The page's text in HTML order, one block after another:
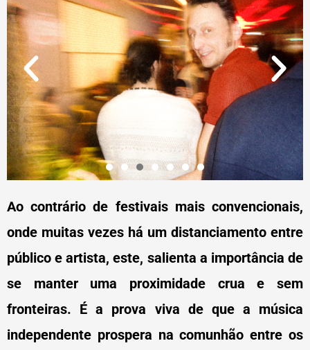
Ao contrário de festivais mais convencionais,
onde muitas vezes há um distanciamento entre
público e artista, este, salienta a importância de
se manter uma proximidade crua e sem
fronteiras. É a prova viva de que a música
independente prospera na comunhão entre os